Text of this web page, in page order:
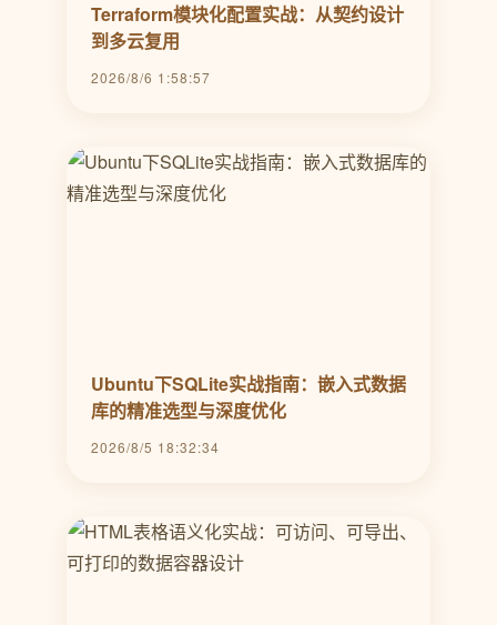
Terraform模块化配置实战：从契约设计
到多云复用
2026/8/6 1:58:57
Ubuntu下SQLite实战指南：嵌入式数据
库的精准选型与深度优化
2026/8/5 18:32:34